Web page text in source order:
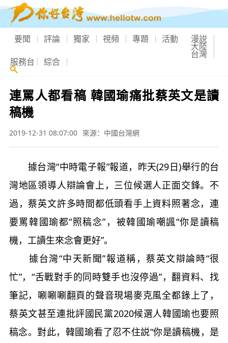
要聞 評論 獨家 視頻 專題 活動 漫説
大陸
台灣
服務台 綜合
連罵人都看稿 韓國瑜痛批蔡英文是讀
稿機
2019-12-31 08:07:00 來源：中國台灣網
據台灣“中時電子報”報道，昨天(29日)舉行的台
灣地區領導人辯論會上，三位候選人正面交鋒。不
過，蔡英文許多時間都低頭看手上資料照著念，連
要罵韓國瑜都“照稿念”，被韓國瑜嘲諷“你是讀稿
機，工讀生來念會更好”。
據台灣“中天新聞”報道稱，蔡英文辯論時“很
忙”，“舌戰對手的同時雙手也沒停過”，翻資料、找
筆記，唰唰唰翻頁的聲音現場麥克風全都錄上了，
蔡英文甚至連批評國民黨2020候選人韓國瑜也要照
稿念。對此，韓國瑜看了忍不住説“你是讀稿機，是